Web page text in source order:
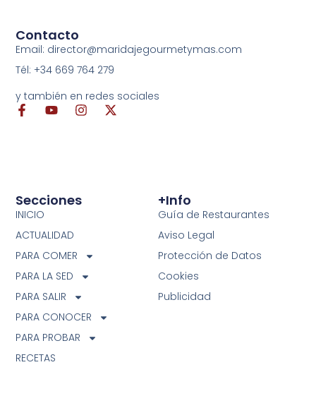
+info
Guía de Restaurantes
Aviso Legal
Protección de Datos
Cookies
Publicidad
Secciones
INICIO
ACTUALIDAD
PARA COMER
PARA LA SED
PARA SALIR
PARA CONOCER
PARA PROBAR
RECETAS
Contacto
Email: director@maridajegourmetymas.com
Tél: +34 669 764 279
y también en redes sociales